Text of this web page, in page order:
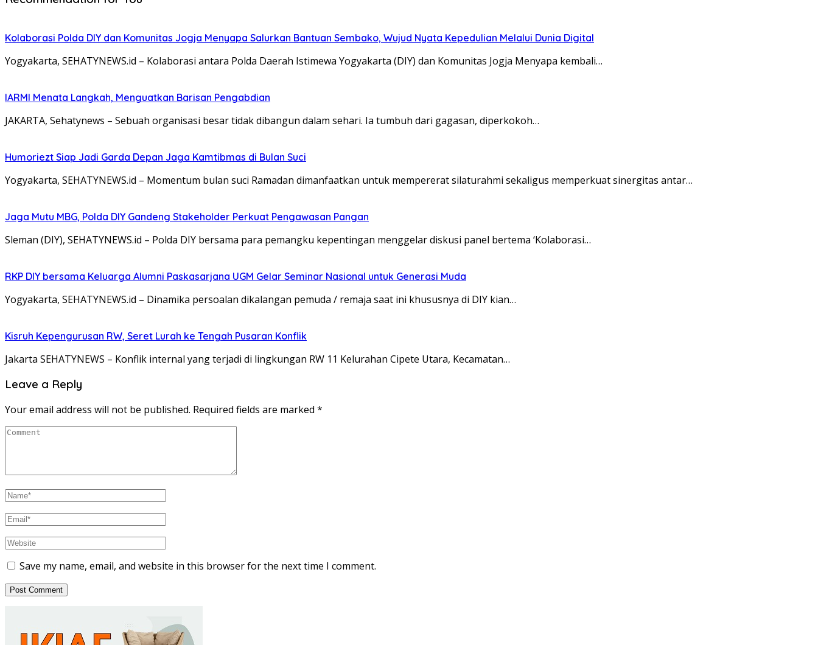
Kolaborasi Polda DIY dan Komunitas Jogja Menyapa Salurkan Bantuan Sembako, Wujud Nyata Kepedulian Melalui Dunia Digital
Yogyakarta, SEHATYNEWS.id – Kolaborasi antara Polda Daerah Istimewa Yogyakarta (DIY) dan Komunitas Jogja Menyapa kembali…
IARMI Menata Langkah, Menguatkan Barisan Pengabdian
JAKARTA, Sehatynews – Sebuah organisasi besar tidak dibangun dalam sehari. Ia tumbuh dari gagasan, diperkokoh…
Humoriezt Siap Jadi Garda Depan Jaga Kamtibmas di Bulan Suci
Yogyakarta, SEHATYNEWS.id – Momentum bulan suci Ramadan dimanfaatkan untuk mempererat silaturahmi sekaligus memperkuat sinergitas antar…
Jaga Mutu MBG, Polda DIY Gandeng Stakeholder Perkuat Pengawasan Pangan
Sleman (DIY), SEHATYNEWS.id – Polda DIY bersama para pemangku kepentingan menggelar diskusi panel bertema ‘Kolaborasi…
RKP DIY bersama Keluarga Alumni Paskasarjana UGM Gelar Seminar Nasional untuk Generasi Muda
Yogyakarta, SEHATYNEWS.id – Dinamika persoalan dikalangan pemuda / remaja saat ini khususnya di DIY kian…
Kisruh Kepengurusan RW, Seret Lurah ke Tengah Pusaran Konflik
Jakarta SEHATYNEWS – Konflik internal yang terjadi di lingkungan RW 11 Kelurahan Cipete Utara, Kecamatan…
Leave a Reply
Your email address will not be published. Required fields are marked *
Save my name, email, and website in this browser for the next time I comment.